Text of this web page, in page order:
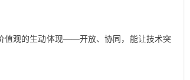
值观的生动体现——开放、协同，能让技术突